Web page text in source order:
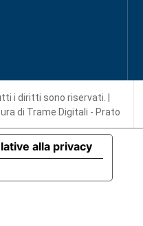
i diritti sono riservati. |
di Trame Digitali - Prato
alla privacy